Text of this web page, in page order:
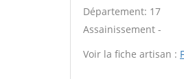
Département: 17
Assainissement -
Voir la fiche artisan :